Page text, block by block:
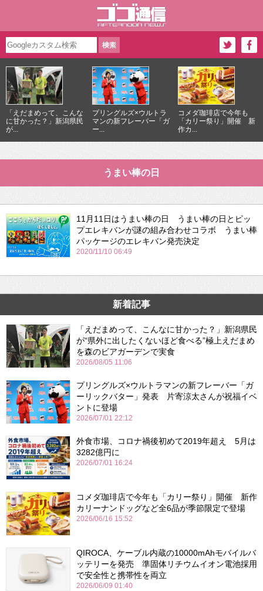
「えだまめって、こんな
に甘かった？」新潟県民
が...
プリングルズ×ウルトラ
マンの新フレーバー「ガ
ー...
コメダ珈琲店で今年も
「カリー祭り」開催 新
作カ...
うまい棒の日
11月11日はうまい棒の日 うまい棒の日とピッ
プエレキバンが謎の組み合わせコラボ うまい棒
パッケージのエレキバン発売決定
2020/11/10 06:49
新着記事
「えだまめって、こんなに甘かった？」新潟県民
が“県外に出したくないほど食べる”極上えだまめ
を森のビアガーデンで実食
2026/08/05 11:06
プリングルズ×ウルトラマンの新フレーバー「ガ
ーリックバター」発表 片寄涼太さんが祝福イベ
ントに登場
2026/07/01 22:12
外食市場、コロナ禍後初めて2019年超え 5月は
3282億円に
2026/07/01 16:24
コメダ珈琲店で今年も「カリー祭り」開催 新作
カリーナンドッグなど全6品が季節限定で登場
2026/06/16 15:52
QIROCA、ケーブル内蔵の10000mAhモバイルバ
ッテリーを発売 準固体リチウムイオン電池採用
で安全性と携帯性を両立
2026/06/09 01:40